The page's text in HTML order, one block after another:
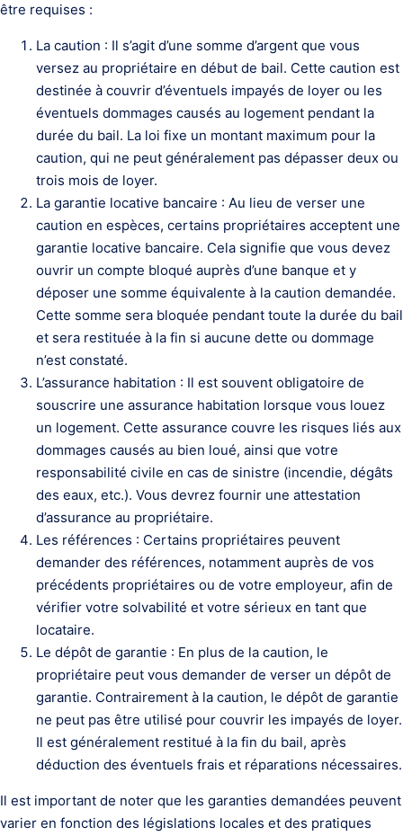
être requises :
La caution : Il s’agit d’une somme d’argent que vous
versez au propriétaire en début de bail. Cette caution est
destinée à couvrir d’éventuels impayés de loyer ou les
éventuels dommages causés au logement pendant la
durée du bail. La loi fixe un montant maximum pour la
caution, qui ne peut généralement pas dépasser deux ou
trois mois de loyer.
La garantie locative bancaire : Au lieu de verser une
caution en espèces, certains propriétaires acceptent une
garantie locative bancaire. Cela signifie que vous devez
ouvrir un compte bloqué auprès d’une banque et y
déposer une somme équivalente à la caution demandée.
Cette somme sera bloquée pendant toute la durée du bail
et sera restituée à la fin si aucune dette ou dommage
n’est constaté.
L’assurance habitation : Il est souvent obligatoire de
souscrire une assurance habitation lorsque vous louez
un logement. Cette assurance couvre les risques liés aux
dommages causés au bien loué, ainsi que votre
responsabilité civile en cas de sinistre (incendie, dégâts
des eaux, etc.). Vous devrez fournir une attestation
d’assurance au propriétaire.
Les références : Certains propriétaires peuvent
demander des références, notamment auprès de vos
précédents propriétaires ou de votre employeur, afin de
vérifier votre solvabilité et votre sérieux en tant que
locataire.
Le dépôt de garantie : En plus de la caution, le
propriétaire peut vous demander de verser un dépôt de
garantie. Contrairement à la caution, le dépôt de garantie
ne peut pas être utilisé pour couvrir les impayés de loyer.
Il est généralement restitué à la fin du bail, après
déduction des éventuels frais et réparations nécessaires.
Il est important de noter que les garanties demandées peuvent
varier en fonction des législations locales et des pratiques